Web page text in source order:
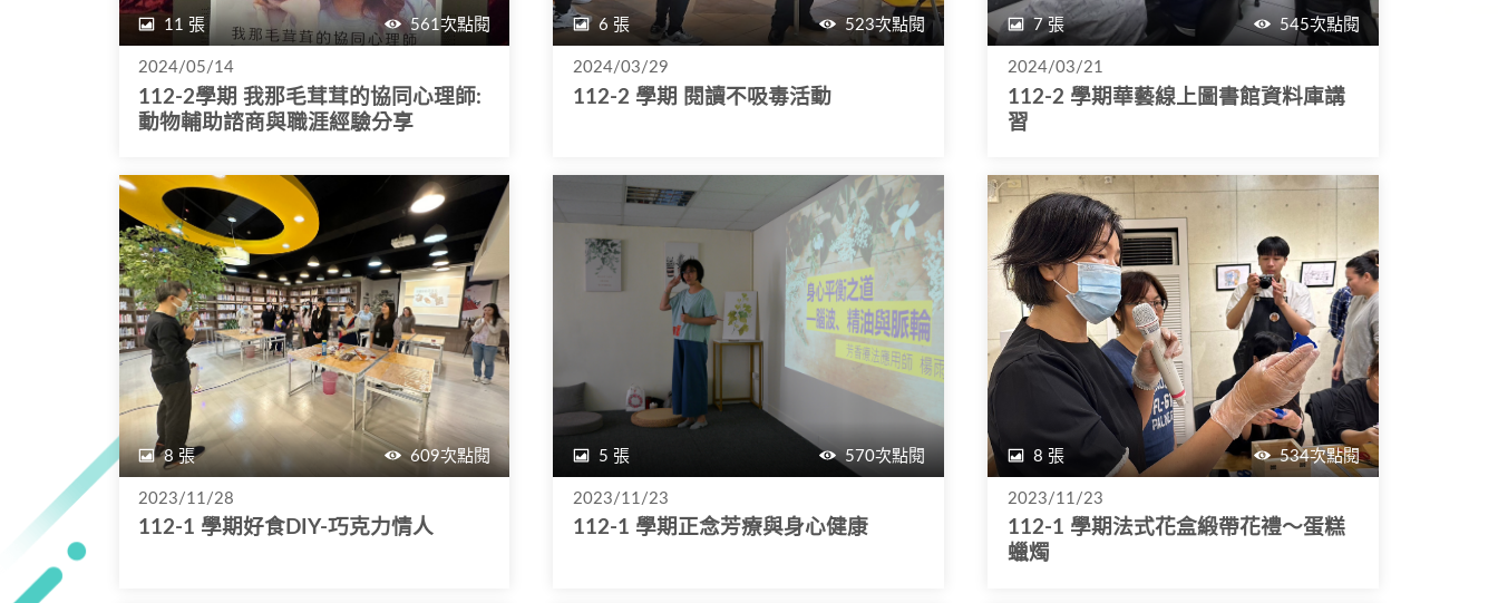
11 張 561次點閱
2024/05/14
112-2學期 我那毛茸茸的協同心理師:
動物輔助諮商與職涯經驗分享
6 張 523次點閱
2024/03/29
112-2 學期 閱讀不吸毒活動
7 張 545次點閱
2024/03/21
112-2 學期華藝線上圖書館資料庫講
習
8 張 609次點閱
2023/11/28
112-1 學期好食DIY-巧克力情人
5 張 570次點閱
2023/11/23
112-1 學期正念芳療與身心健康
8 張 534次點閱
2023/11/23
112-1 學期法式花盒緞帶花禮～蛋糕
蠟燭